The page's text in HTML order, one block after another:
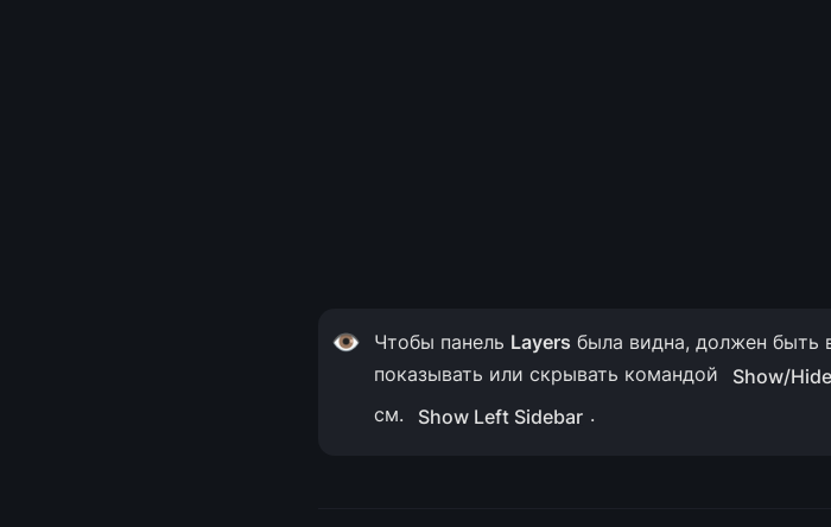
👁️ Чтобы панель Layers была видна, должен быть
показывать или скрывать командой
Show/
см.
Show Left Sidebar .